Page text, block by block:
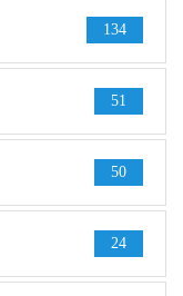
134
51
50
24